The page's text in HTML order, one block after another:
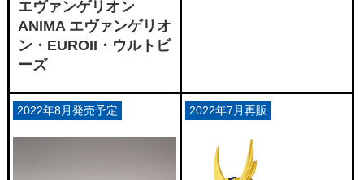
エヴァンゲリオン
ANIMA エヴァンゲリオ
ン・EUROII・ウルトビ
ーズ
2022年8月発売予定 2022年7月再販